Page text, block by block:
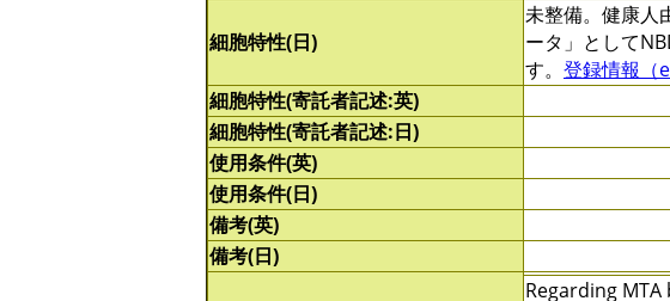
細胞特性(日)
未整備。健康人
ータ」として
す。 登録情報（
細胞特性(寄託者記述:英)
細胞特性(寄託者記述:日)
使用条件(英)
使用条件(日)
備考(英)
備考(日)
Regarding